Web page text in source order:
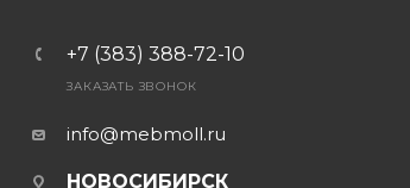
+7 (383) 388-72-10
ЗАКАЗАТЬ ЗВОНОК
info@mebmoll.ru
НОВОСИБИРСК